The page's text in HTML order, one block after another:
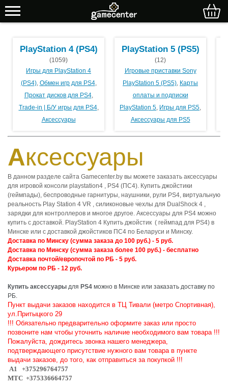
PlayStation 4 (PS4)
(1059)
Игры для PlayStation 4
(PS4), Обмен игр для PS4,
Прокат дисков для PS4,
Trade-in | Б/У игры для PS4,
Аксессуары
PlayStation 5 (PS5)
(12)
Игровые приставки Sony
PlayStation 5 (PS5), Карты
оплаты и подписки
PlayStation 5, Игры для PS5,
Аксессуары для PS5
Аксессуары
В данном разделе сайта Gamecenter.by вы можете заказать аксессуары
для игровой консоли playstation4 , PS4 (ПС4). Купить джойстики
(геймпады), беспроводные гарнитуры, наушники, рули PS4, виртуальную
реальность Play Station 4 VR , силиконовые чехлы для DualShock 4 ,
зарядки для контроллеров и многое другое. Аксессуары для PS4 можно
купить с доставкой. PlayStation 4 Купить джойстик ( геймпад для PS4) в
Минске или с доставкой джойстиков ПС4 по Беларуси и Минску.
Доставка по Минску (сумма заказа до 100 руб.) - 5 руб.
Доставка по Минску (сумма заказа более 100 руб.) - бесплатно
Доставка почтой/европочтой по РБ - 5 руб.
Курьером по РБ - 12 руб.
Купить аксессуары для PS4 можно в Минске или заказать доставку по
РБ.
Пункт выдачи заказов находится в ТЦ Тивали (метро Спортивная),
ул.Притыцкого 29
!!! Обязательно предварительно оформите заказ или просто
позвоните нам чтобы уточнить наличие необходимого вам товара !!!
Пожалуйста, дождитесь звонка нашего менеджера,
подтверждающего присутствие нужного вам товара в пункте
выдачи заказов, до того, как отправиться за покупкой !!!
A1 +375296764757
МТС +375336664757